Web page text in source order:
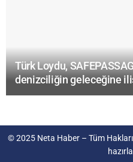
Türk Loydu,
denizciliğin geleceğine
© 2025 Neta Haber – Tüm Hakları